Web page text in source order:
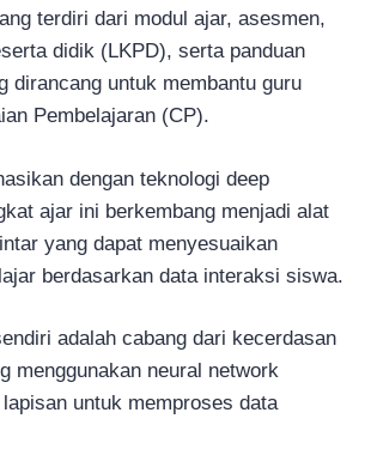
terdiri dari modul ajar, asesmen,
didik (LKPD), serta panduan
dirancang untuk membantu guru
Pembelajaran (CP).
dengan teknologi deep
ajar ini berkembang menjadi alat
yang dapat menyesuaikan
berdasarkan data interaksi siswa.
adalah cabang dari kecerdasan
menggunakan neural network
untuk memproses data